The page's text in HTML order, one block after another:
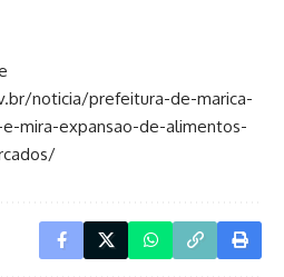
noticia/prefeitura-de-marica-
mira-expansao-de-alimentos-